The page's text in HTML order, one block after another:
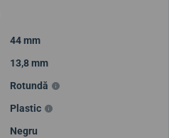
44 mm
13,8 mm
Rotundă
Plastic
Negru